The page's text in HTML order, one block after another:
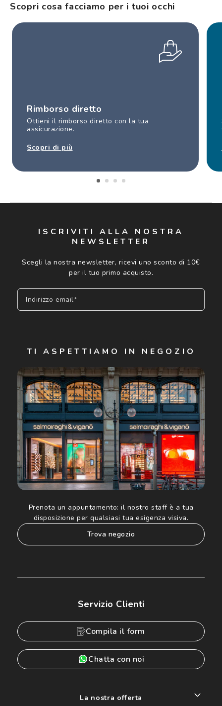
Scopri cosa facciamo per i tuoi occhi
Rimborso diretto
Ottieni il rimborso diretto con la tua
assicurazione.
Scopri di più
ISCRIVITI ALLA NOSTRA
NEWSLETTER
Scegli la nostra newsletter, ricevi uno sconto di 10€
per il tuo primo acquisto.
Indirizzo email*
Cliccando su "Iscriviti", confermo di avere più di 16 anni e
acconsento all'utilizzo dei miei Dati Personali da parte di
Luxottica Group S.p.A. per l'invio di offerte speciali, novità
ed altre comunicazioni di carattere pubblicitario (consultare
Informativa sulla privacyper ulteriori informazioni).
TI ASPETTIAMO IN NEGOZIO
Prenota un appuntamento: il nostro staff è a tua
disposizione per qualsiasi tua esigenza visiva.
trova negozio
Servizio Clienti
Compila il form
Chatta con noi
La nostra offerta